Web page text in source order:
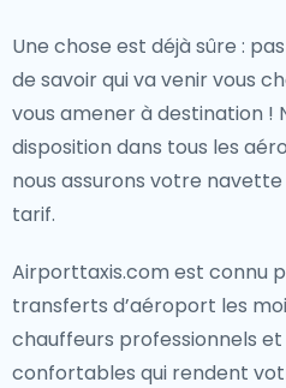
Une chose est déjà sûre :
de savoir qui va venir vous
vous amener à destination !
disposition dans tous les
nous assurons votre
tarif.
Airporttaxis.com est connu
transferts d’aéroport les
chauffeurs professionnels
confortables qui rendent